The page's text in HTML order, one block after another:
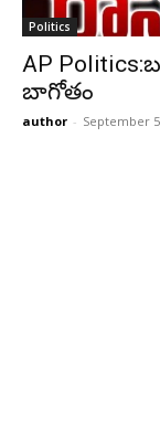
Politics
AP
బాగోతం
author - September